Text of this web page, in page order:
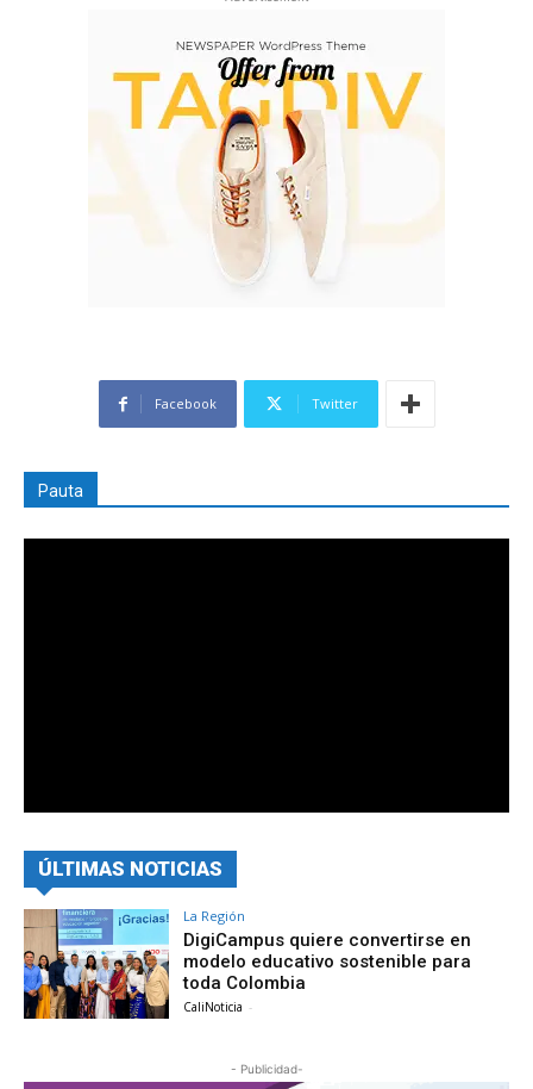
Facebook Twitter
Pauta
ÚLTIMAS NOTICIAS
La Región
DigiCampus quiere convertirse en
modelo educativo sostenible para
toda Colombia
CaliNoticia -
- Publicidad-